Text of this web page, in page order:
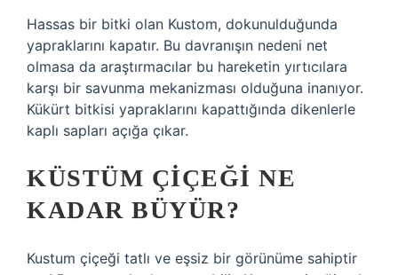
Hassas bir bitki olan Kustom, dokunulduğunda
yapraklarını kapatır. Bu davranışın nedeni net
olmasa da araştırmacılar bu hareketin yırtıcılara
karşı bir savunma mekanizması olduğuna inanıyor.
Kükürt bitkisi yapraklarını kapattığında dikenlerle
kaplı sapları açığa çıkar.
KÜSTÜM ÇIÇEĞI NE
KADAR BÜYÜR?
Kustum çiçeği tatlı ve eşsiz bir görünüme sahiptir